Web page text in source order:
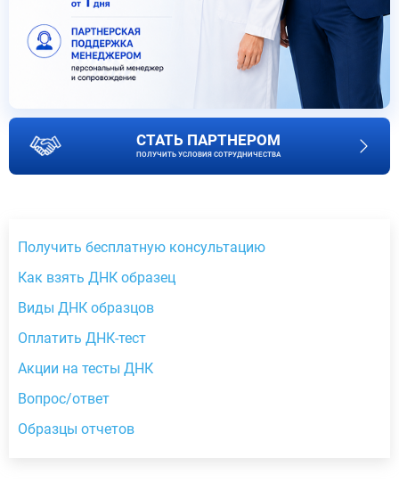
СТАТЬ ПАРТНЕРОМ
ПОЛУЧИТЬ УСЛОВИЯ СОТРУДНИЧЕСТВА
Получить бесплатную консультацию
Как взять ДНК образец
Виды ДНК образцов
Оплатить ДНК-тест
Акции на тесты ДНК
Вопрос/ответ
Образцы отчетов